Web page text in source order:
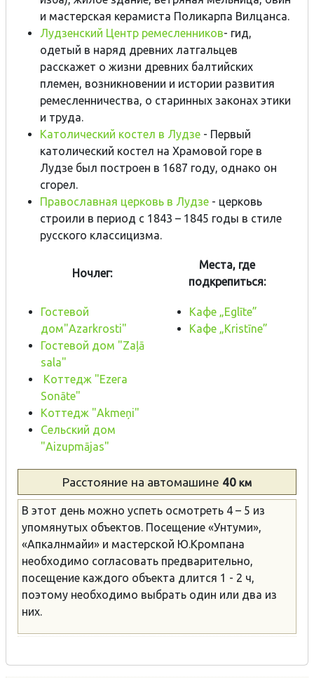
и мастерская керамиста Поликарпа Вилцанса.
Лудзенский Центр ремесленников- гид,
одетый в наряд древних латгальцев
расскажет о жизни древних балтийских
племен, возникновении и истории развития
ремесленничества, о старинных законах этики
и труда.
Католический костел в Лудзе - Первый
католический костел на Храмовой горе в
Лудзе был построен в 1687 году, однако он
сгорел.
Православная церковь в Лудзе - церковь
строили в период с 1843 – 1845 годы в стиле
русского классицизма.
Ночлег:
Места, где
подкрепиться:
Гостевой
дом"Azarkrosti"
Гостевой дом "Zaļā
sala"
Коттедж "Ezera
Sonāte"
Коттедж "Akmeņi"
Сельский дом
"Aizupmājas"
Kафе „Eglīte”
Kафе „Kristīne”
Расстояние на автомашине 40 км
В этот день можно успеть осмотреть 4 – 5 из
упомянутых объектов. Посещение «Унтуми»,
«Апкалнмайи» и мастерской Ю.Кромпана
необходимо согласовать предварительно,
посещение каждого объекта длится 1 - 2 ч,
поэтому необходимо выбрать один или два из
них.